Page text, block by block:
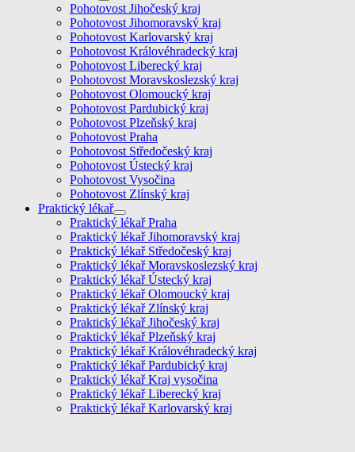
Pohotovost Jihočeský kraj
Pohotovost Jihomoravský kraj
Pohotovost Karlovarský kraj
Pohotovost Královéhradecký kraj
Pohotovost Liberecký kraj
Pohotovost Moravskoslezský kraj
Pohotovost Olomoucký kraj
Pohotovost Pardubický kraj
Pohotovost Plzeňský kraj
Pohotovost Praha
Pohotovost Středočeský kraj
Pohotovost Ústecký kraj
Pohotovost Vysočina
Pohotovost Zlínský kraj
Praktický lékař
Praktický lékař Praha
Praktický lékař Jihomoravský kraj
Praktický lékař Středočeský kraj
Praktický lékař Moravskoslezský kraj
Praktický lékař Ústecký kraj
Praktický lékař Olomoucký kraj
Praktický lékař Zlínský kraj
Praktický lékař Jihočeský kraj
Praktický lékař Plzeňský kraj
Praktický lékař Královéhradecký kraj
Praktický lékař Pardubický kraj
Praktický lékař Kraj vysočina
Praktický lékař Liberecký kraj
Praktický lékař Karlovarský kraj